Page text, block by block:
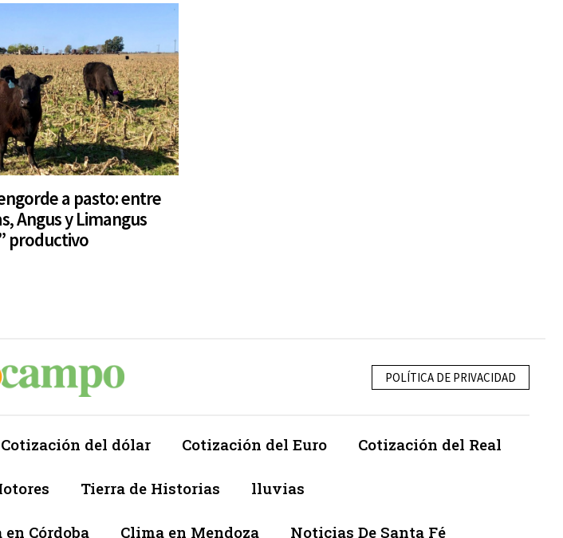
a pasto: entre
Angus y Limangus
productivo
POLÍTICA DE PRIVACIDAD
Cotización del dólar Cotización del Euro Cotización del Real
Tierra de Historias lluvias
en Córdoba Clima en Mendoza Noticias De Santa Fé